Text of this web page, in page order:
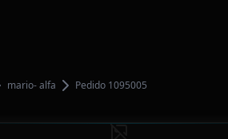
mario- alfa Pedido 1095005